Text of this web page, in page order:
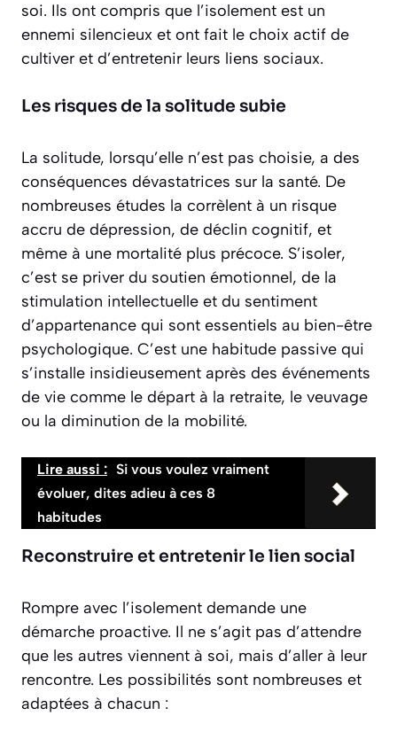
soi. Ils ont compris que l’isolement est un
ennemi silencieux et ont fait le choix actif de
cultiver et d’entretenir leurs liens sociaux.
Les risques de la solitude subie
La solitude, lorsqu’elle n’est pas choisie, a des
conséquences dévastatrices sur la santé. De
nombreuses études la corrèlent à un risque
accru de dépression, de déclin cognitif, et
même à une mortalité plus précoce. S’isoler,
c’est se priver du soutien émotionnel, de la
stimulation intellectuelle et du sentiment
d’appartenance qui sont essentiels au bien-être
psychologique. C’est une habitude passive qui
s’installe insidieusement après des événements
de vie comme le départ à la retraite, le veuvage
ou la diminution de la mobilité.
Lire aussi : Si vous voulez vraiment
évoluer, dites adieu à ces 8
habitudes
Reconstruire et entretenir le lien social
Rompre avec l’isolement demande une
démarche proactive. Il ne s’agit pas d’attendre
que les autres viennent à soi, mais d’aller à leur
rencontre. Les possibilités sont nombreuses et
adaptées à chacun :